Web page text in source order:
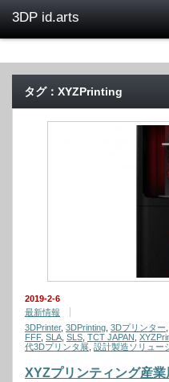
タグ：XYZPrinting
2019-2-6
最新情報
3DPrinter, 3DPrinting 3Dプリンター
FFF, SLA SLS TCT JAPAN
代3Dプリンタ展 設計製造ソリュー
XYZプリンティング産